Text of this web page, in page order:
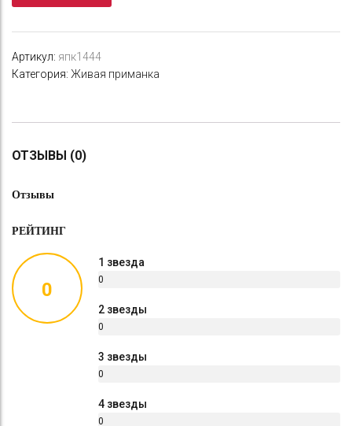
Артикул: япк1444
Категория: Живая приманка
ОТЗЫВЫ (0)
Отзывы
РЕЙТИНГ
0
1 звезда
0
2 звезды
0
3 звезды
0
4 звезды
0